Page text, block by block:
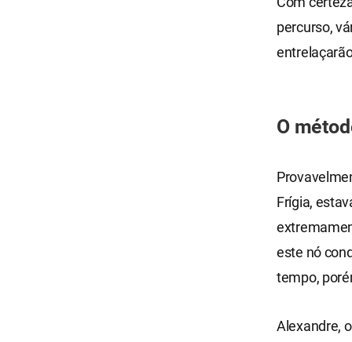
percurso,
O
Frígia,
este nó
tempo,
Alexandre,